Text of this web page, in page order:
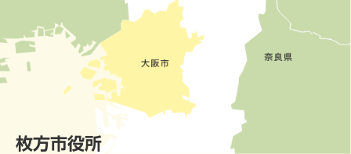
枚方市役所